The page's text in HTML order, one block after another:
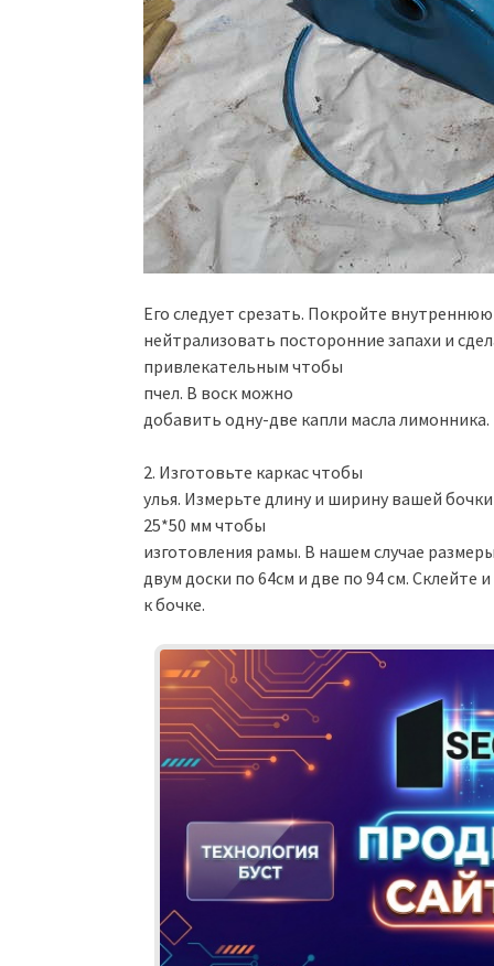
Его следует срезать. Покройте
нейтрализовать посторонние запахи и
привлекательным чтобы
пчел. В воск можно
добавить одну-две капли масла лимонника.
2. Изготовьте каркас чтобы
улья. Измерьте длину и ширину вашей
25*50 мм чтобы
изготовления рамы. В нашем случае
двум доски по 64см и две по 94 см.
к бочке.